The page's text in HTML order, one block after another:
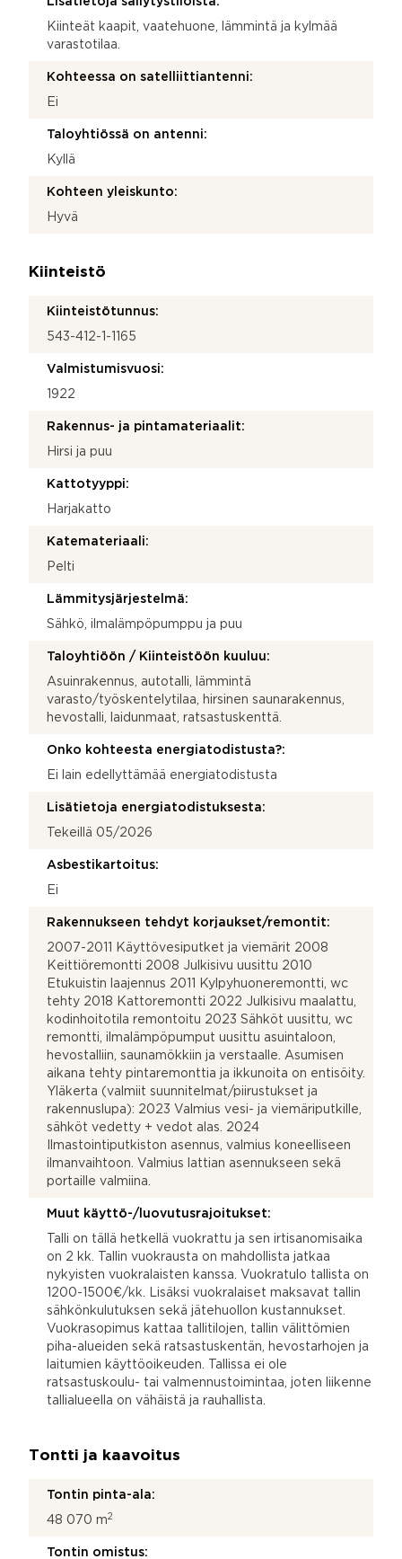
Kiinteät kaapit, vaatehuone, lämmintä ja kylmää
varastotilaa.
Kohteessa on satelliittiantenni:
Ei
Taloyhtiössä on antenni:
Kyllä
Kohteen yleiskunto:
Hyvä
Kiinteistö
Kiinteistötunnus:
543-412-1-1165
Valmistumisvuosi:
1922
Rakennus- ja pintamateriaalit:
Hirsi ja puu
Kattotyyppi:
Harjakatto
Katemateriaali:
Pelti
Lämmitysjärjestelmä:
Sähkö, ilmalämpöpumppu ja puu
Taloyhtiöön / Kiinteistöön kuuluu:
Asuinrakennus, autotalli, lämmintä
varasto/työskentelytilaa, hirsinen saunarakennus,
hevostalli, laidunmaat, ratsastuskenttä.
Onko kohteesta energiatodistusta?:
Ei lain edellyttämää energiatodistusta
Lisätietoja energiatodistuksesta:
Tekeillä 05/2026
Asbestikartoitus:
Ei
Rakennukseen tehdyt korjaukset/remontit:
2007-2011 Käyttövesiputket ja viemärit 2008
Keittiöremontti 2008 Julkisivu uusittu 2010
Etukuistin laajennus 2011 Kylpyhuoneremontti, wc
tehty 2018 Kattoremontti 2022 Julkisivu maalattu,
kodinhoitotila remontoitu 2023 Sähköt uusittu, wc
remontti, ilmalämpöpumput uusittu asuintaloon,
hevostalliin, saunamökkiin ja verstaalle. Asumisen
aikana tehty pintaremonttia ja ikkunoita on entisöity.
Yläkerta (valmiit suunnitelmat/piirustukset ja
rakennuslupa): 2023 Valmius vesi- ja viemäriputkille,
sähköt vedetty + vedot alas. 2024
Ilmastointiputkiston asennus, valmius koneelliseen
ilmanvaihtoon. Valmius lattian asennukseen sekä
portaille valmiina.
Muut käyttö-/luovutusrajoitukset:
Talli on tällä hetkellä vuokrattu ja sen irtisanomisaika
on 2 kk. Tallin vuokrausta on mahdollista jatkaa
nykyisten vuokralaisten kanssa. Vuokratulo tallista on
1200-1500€/kk. Lisäksi vuokralaiset maksavat tallin
sähkönkulutuksen sekä jätehuollon kustannukset.
Vuokrasopimus kattaa tallitilojen, tallin välittömien
piha-alueiden sekä ratsastuskentän, hevostarhojen ja
laitumien käyttöoikeuden. Tallissa ei ole
ratsastuskoulu- tai valmennustoimintaa, joten liikenne
tallialueella on vähäistä ja rauhallista.
Tontti ja kaavoitus
Tontin pinta-ala:
48 070 m2
Tontin omistus: